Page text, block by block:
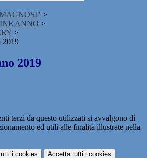
>
ANNO >
>
2019
2019
terzi da questo utilizzati si avvalgono di
ed utili alle finalità illustrate nella
i cookies Accetta tutti i cookies